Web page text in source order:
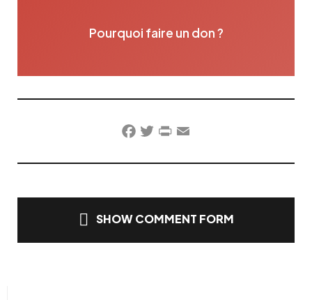
Pourquoi faire un don ?
Facebook
TwitterPrintFriendly
Email
SHOW COMMENT FORM